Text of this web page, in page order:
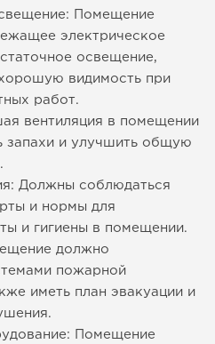
Помещение
электрическое
освещение,
видимость при
работ.
вентиляция в помещении
запахи и улучшить общую
Должны соблюдаться
и нормы для
и гигиены в помещении.
должно
пожарной
иметь план эвакуации и
Помещение